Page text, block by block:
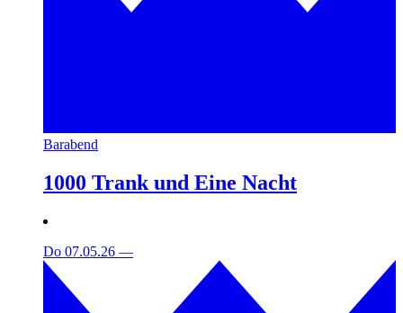
Barabend
1000 Trank und Eine Nacht
Do 07.05.26 —